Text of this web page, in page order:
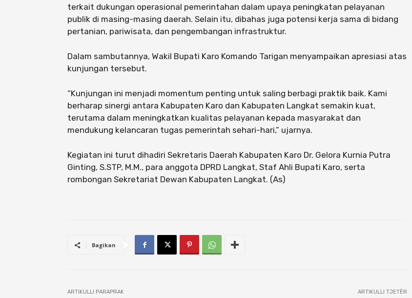
terkait dukungan operasional pemerintahan dalam upaya peningkatan pelayanan
publik di masing-masing daerah. Selain itu, dibahas juga potensi kerja sama di bidang
pertanian, pariwisata, dan pengembangan infrastruktur.
Dalam sambutannya, Wakil Bupati Karo Komando Tarigan menyampaikan apresiasi atas
kunjungan tersebut.
“Kunjungan ini menjadi momentum penting untuk saling berbagi praktik baik. Kami
berharap sinergi antara Kabupaten Karo dan Kabupaten Langkat semakin kuat,
terutama dalam meningkatkan kualitas pelayanan kepada masyarakat dan
mendukung kelancaran tugas pemerintah sehari-hari,” ujarnya.
Kegiatan ini turut dihadiri Sekretaris Daerah Kabupaten Karo Dr. Gelora Kurnia Putra
Ginting, S.STP, M.M., para anggota DPRD Langkat, Staf Ahli Bupati Karo, serta
rombongan Sekretariat Dewan Kabupaten Langkat. (As)
Bagikan
ARTIKULLI PARAPRAK ARTIKULLI TJETËR